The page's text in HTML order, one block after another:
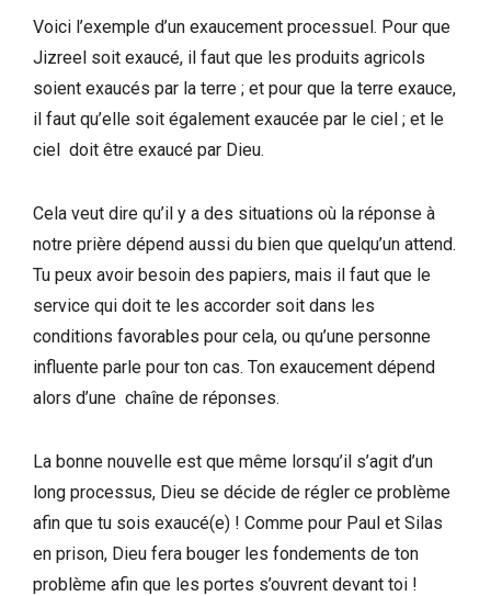
Voici l’exemple d’un exaucement processuel. Pour que
Jizreel soit exaucé, il faut que les produits agricols
soient exaucés par la terre ; et pour que la terre exauce,
il faut qu’elle soit également exaucée par le ciel ; et le
ciel doit être exaucé par Dieu.
Cela veut dire qu’il y a des situations où la réponse à
notre prière dépend aussi du bien que quelqu’un attend.
Tu peux avoir besoin des papiers, mais il faut que le
service qui doit te les accorder soit dans les
conditions favorables pour cela, ou qu’une personne
influente parle pour ton cas. Ton exaucement dépend
alors d’une chaîne de réponses.
La bonne nouvelle est que même lorsqu’il s’agit d’un
long processus, Dieu se décide de régler ce problème
afin que tu sois exaucé(e) ! Comme pour Paul et Silas
en prison, Dieu fera bouger les fondements de ton
problème afin que les portes s’ouvrent devant toi !